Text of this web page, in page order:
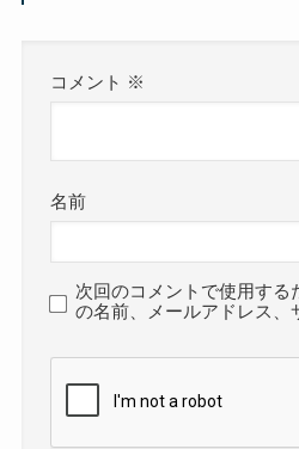
コメント ※
名前
次回のコメントで使用する
の名前、メールアドレス、